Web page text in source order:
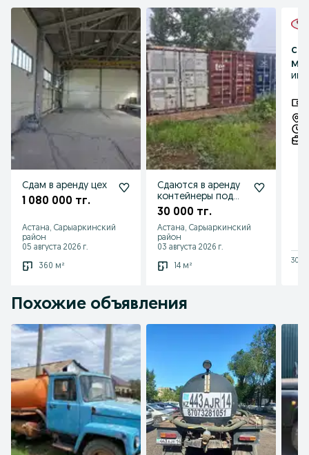
Сдам в аренду цех
1 080 000 тг.
Астана, Сарыаркинский
район
05 августа 2026 г.
360 м²
Сдаются в аренду
контейнеры под
складское
30 000 тг.
Астана, Сарыаркинский
район
03 августа 2026 г.
14 м²
ип
30
Похожие объявления